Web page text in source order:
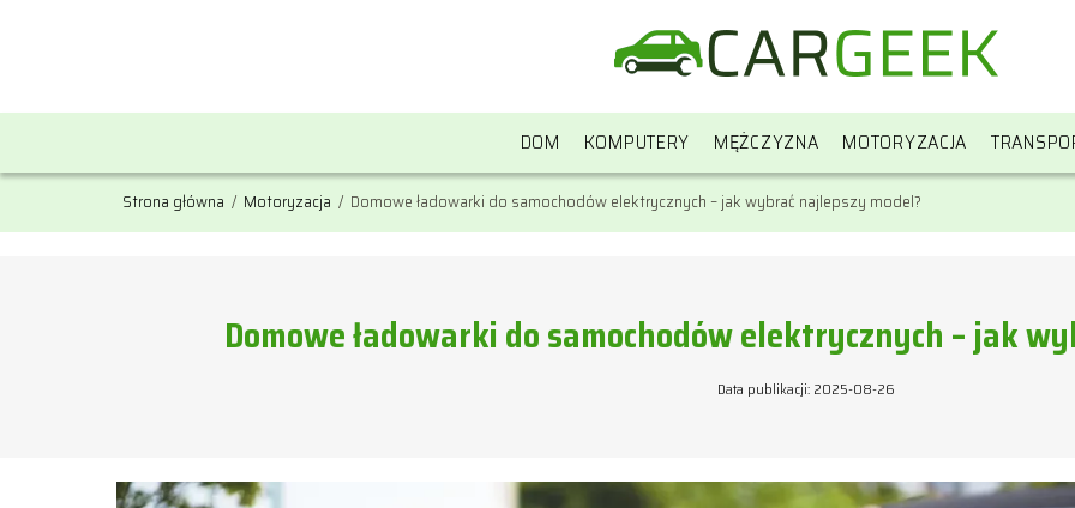
DOM KOMPUTERY MĘŻCZYZNA MOTORYZACJA
Strona główna / Motoryzacja / Domowe ładowarki do samochodów elektrycznych – jak wybrać najlepszy model?
Domowe ładowarki do samochodów elektrycznych – jak
Data publikacji: 2025-08-26